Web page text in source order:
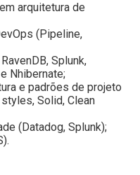
arquitetura de
(Pipeline,
Splunk,
Nhibernate;
e padrões de projeto
Solid, Clean
(Datadog, Splunk);